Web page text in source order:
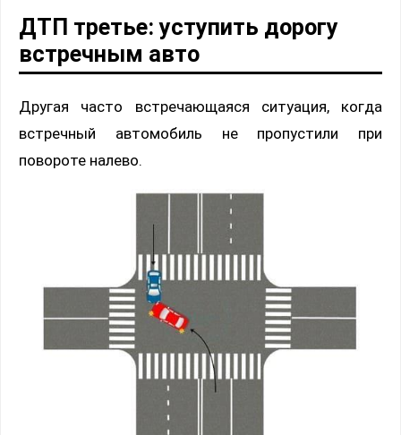
ДТП третье: уступить дорогу
встречным авто
Другая часто встречающаяся ситуация, когда
встречный автомобиль не пропустили при
повороте налево.